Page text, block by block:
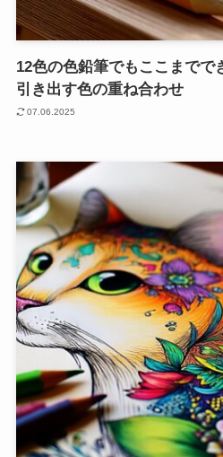
12色の色鉛筆でもここまでで
引き出す色の重ね合わせ
07.06.2025